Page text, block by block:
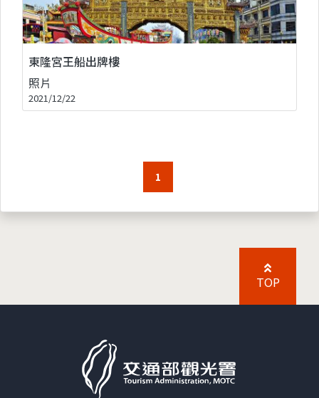
東隆宮王船出牌樓
照片
2021/12/22
1
TOP